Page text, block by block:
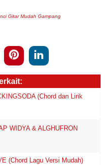
Gitar Mudah Gampang
(Chord dan Lirik
WIDYA & ALGHUFRON
(Chord Lagu Versi Mudah)